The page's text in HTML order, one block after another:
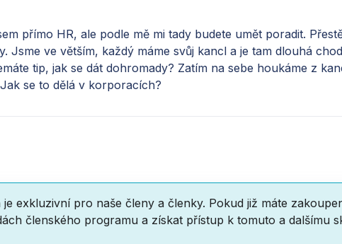
přímo HR, ale podle mě mi tady budete umět poradit.
Jsme ve větším, každý máme svůj kancl a je tam dlouhá
tip, jak se dát dohromady? Zatím na sebe houkáme z
se to dělá v korporacích?
je exkluzivní pro naše členy a členky. Pokud již máte
členského programu a získat přístup k tomuto a dalšímu